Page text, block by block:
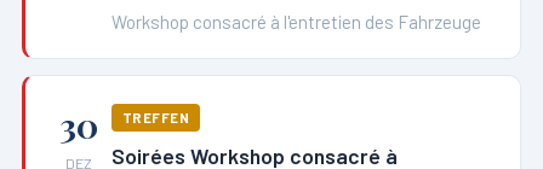
Workshop consacré à l'entretien des Fahrzeuge
30
DEZ
TREFFEN
Soirées Workshop consacré à